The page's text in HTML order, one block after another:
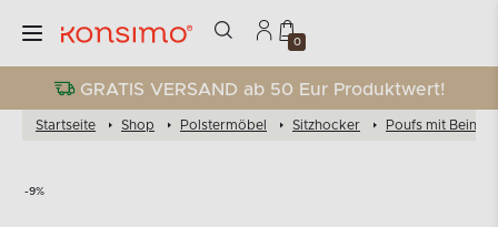
0
GRATIS VERSAND ab 50 Eur Produktwert!
Startseite Shop Polstermöbel Sitzhocker Poufs mit Beinen
-9%